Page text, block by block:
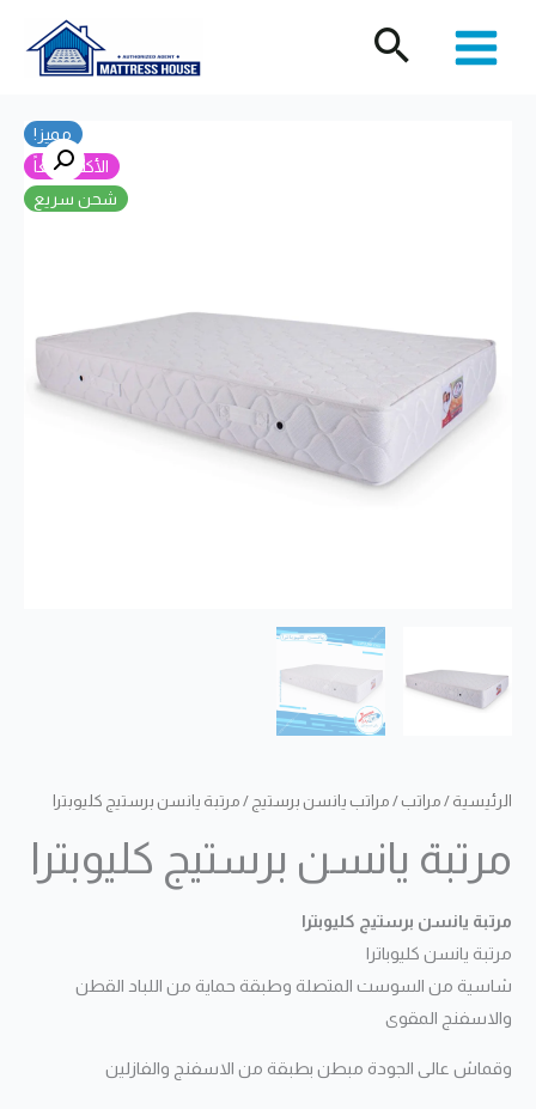
مميز!
الأكثر مبيعاً
شحن سريع
الرئيسية / مراتب / مراتب يانسن برستيج / مرتبة يانسن برستيج كليوبترا
مرتبة يانسن برستيج كليوبترا
مرتبة يانسن برستيج كليوبترا
مرتبة يانسن كليوباترا
شاسية من السوست المتصلة وطبقة حماية من اللباد القطن
والاسفنج المقوى
وقماش عالى الجودة مبطن بطبقة من الاسفنج والفازلين